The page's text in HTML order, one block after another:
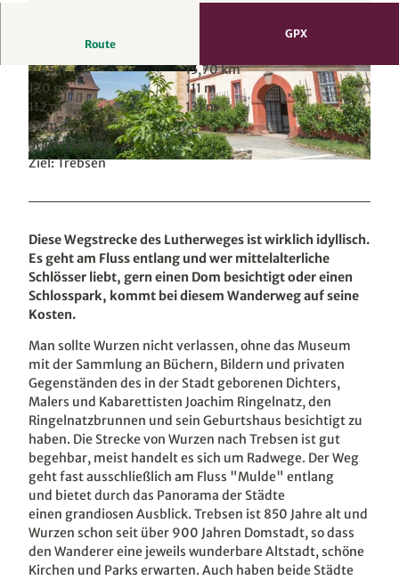
© Thomas Bichler, www.best-of-wandern.de, LEIPZIG REGION |
© Kati Lange, LEIPZIG REGION © Andreas Schmidt, LEIPZIG REGION
Route
GPX
3:45 h
15,70 km
120 m
111 m
112 m
131 m
19 m
Start: Wurzen
Ziel: Trebsen
Diese Wegstrecke des Lutherweges ist wirklich idyllisch.
Es geht am Fluss entlang und wer mittelalterliche
Schlösser liebt, gern einen Dom besichtigt oder einen
Schlosspark, kommt bei diesem Wanderweg auf seine
Kosten.
Man sollte Wurzen nicht verlassen, ohne das Museum
mit der Sammlung an Büchern, Bildern und privaten
Gegenständen des in der Stadt geborenen Dichters,
Malers und Kabarettisten Joachim Ringelnatz, den
Ringelnatzbrunnen und sein Geburtshaus besichtigt zu
haben. Die Strecke von Wurzen nach Trebsen ist gut
begehbar, meist handelt es sich um Radwege. Der Weg
geht fast ausschließlich am Fluss "Mulde" entlang
und bietet durch das Panorama der Städte
einen grandiosen Ausblick. Trebsen ist 850 Jahre alt und
Wurzen schon seit über 900 Jahren Domstadt, so dass
den Wanderer eine jeweils wunderbare Altstadt, schöne
Kirchen und Parks erwarten. Auch haben beide Städte